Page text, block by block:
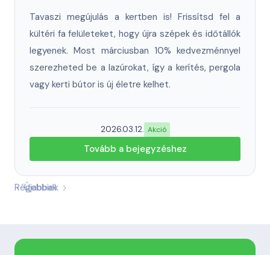
Tavaszi megújulás a kertben is! Frissítsd fel a
kültéri fa felületeket, hogy újra szépek és időtállók
legyenek. Most márciusban 10% kedvezménnyel
szerezheted be a lazúrokat, így a kerítés, pergola
vagy kerti bútor is új életre kelhet.
2026.03.12. Akció
Tovább a bejegyzéshez
Újabbak
Régebbiek